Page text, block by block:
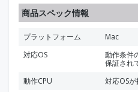
商品スペック情報
プラットフォーム
Mac
対応OS
動作条件
保証され
動作CPU
対応OS